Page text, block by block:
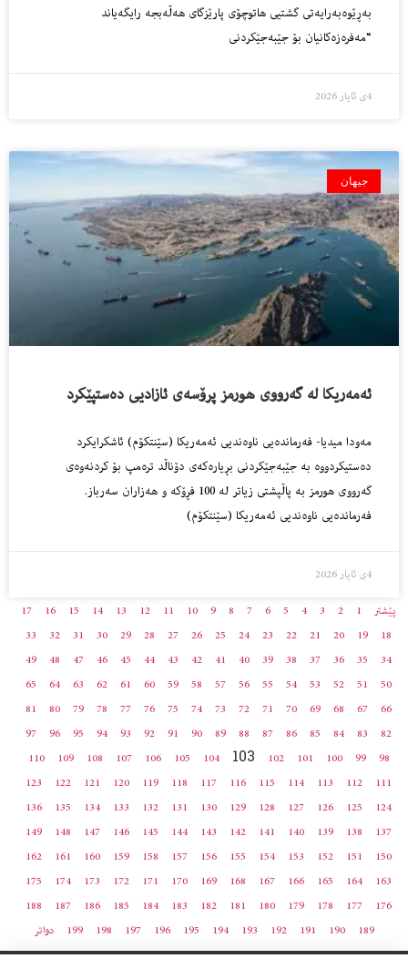
بەڕێوەبەرایەتی گشتیی هاتوچۆی پارێزگای هەڵەبجە رایگەیاند
“مەفرەزەکانیان بۆ جێبەجێکردنی
4ی ئایار 2026
جیهان
ئەمەریکا لە گەرووی هورمز پرۆسەی ئازادیی دەستپێکرد
مەودا میدیا- فەرماندەیی ناوەندیی ئەمەریکا (سێنتکۆم) ئاشکرایکرد
دەستیکردووە بە جێبەجێکردنی بڕیارەکەی دۆناڵد ترەمپ بۆ کردنەوەی
گەرووی هورمز بە پاڵپشتی زیاتر لە 100 فڕۆکە و هەزاران سەرباز.
فەرماندەیی ناوەندیی ئەمەریکا (سێنتکۆم)
4ی ئایار 2026
پێشتر 1
2
3
4
5
6
7
8
9
10
11
12
13
14
15
16
17
18
19
20
21
22
23
24
25
26
27
28
29
30
31
32
33
34
35
36
37
38
39
40
41
42
43
44
45
46
47
48
49
50
51
52
53
54
55
56
57
58
59
60
61
62
63
64
65
66
67
68
69
70
71
72
73
74
75
76
77
78
79
80
81
82
83
84
85
86
87
88
89
90
91
92
93
94
95
96
97
98
99
100
101
102
103
104
105
106
107
108
109
110
111
112
113
114
115
116
117
118
119
120
121
122
123
124
125
126
127
128
129
130
131
132
133
134
135
136
137
138
139
140
141
142
143
144
145
146
147
148
149
150
151
152
153
154
155
156
157
158
159
160
161
162
163
164
165
166
167
168
169
170
171
172
173
174
175
176
177
178
179
180
181
182
183
184
185
186
187
188
189
190
191
192
193
194
195
196
197
198
199 دواتر